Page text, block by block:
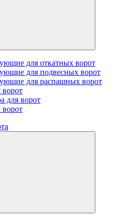
для откатных ворот
для подвесных ворот
для распашных ворот
ворот
для ворот
ворот